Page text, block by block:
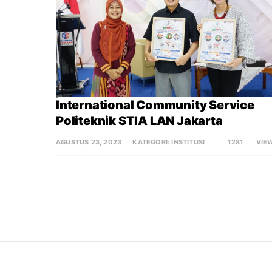
International Community Service
Politeknik STIA LAN Jakarta
AGUSTUS 23, 2023 KATEGORI:INSTITUSI 1281